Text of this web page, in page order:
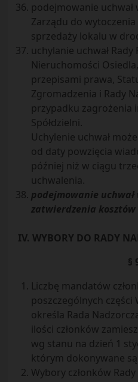
podejmowanie
Zarządu do
sprzedaży lokalu w
uchylanie uchwał Rady
Nieruchomości
przepisami prawa,
Zgromadzenia i Rady
przypadku zagrożenia
Spółdzielni.
Uchylenie uchwał
od daty powzięcia
później niż w ciągu
uchwalenia.
podejmowanie
zatwierdzenia
IV. WYBORY DO RADY
§
Liczbę mandatów
poszczególnych
określa Rada
ilości członków
wg stanu na dzień 1
którym dokonywane
Wybory członków